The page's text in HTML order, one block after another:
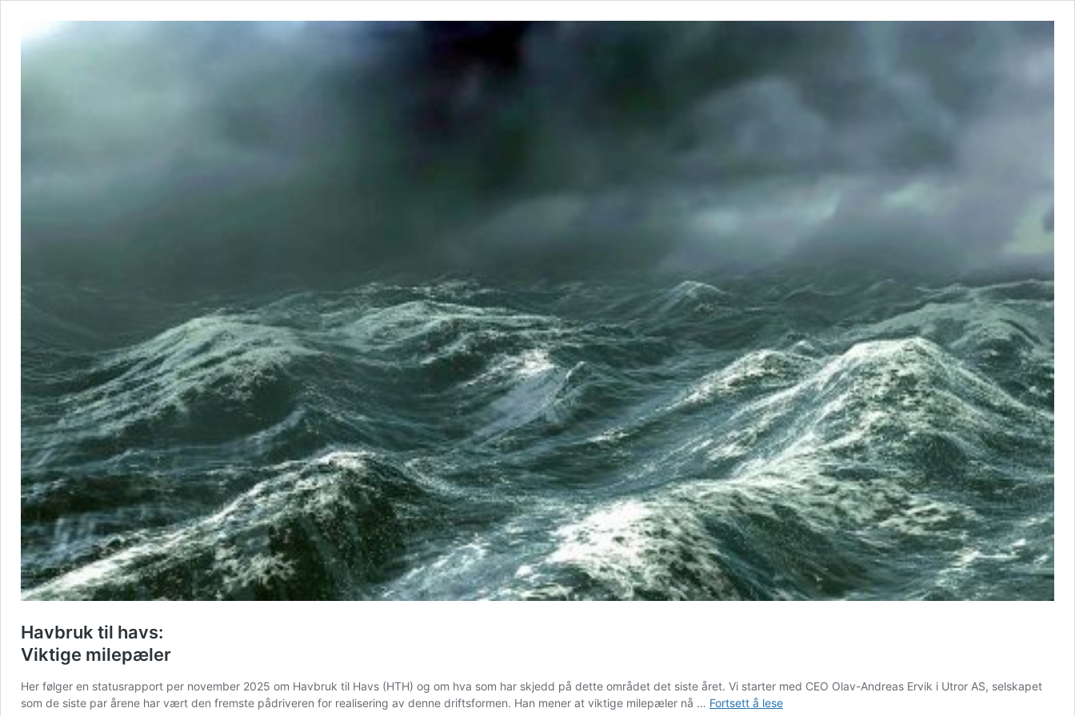
Havbruk til havs:
Viktige milepæler
Her følger en statusrapport per november 2025 om Havbruk til Havs (HTH) og om hva som har skjedd på dette området det siste året. Vi starter med CEO Olav-Andreas Ervik i Utror AS, selskapet
som de siste par årene har vært den fremste pådriveren for realisering av denne driftsformen. Han mener at viktige milepæler nå … Fortsett å leseHavbruk